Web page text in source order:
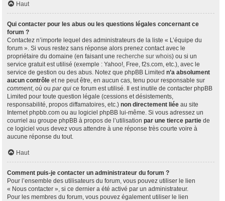
Haut
Qui contacter pour les abus ou les questions légales concernant ce
forum ?
Contactez n’importe lequel des administrateurs de la liste « L’équipe du
forum ». Si vous restez sans réponse alors prenez contact avec le
propriétaire du domaine (en faisant une recherche sur whois) ou si un
service gratuit est utilisé (exemple : Yahoo!, Free, f2s.com, etc.), avec le
service de gestion ou des abus. Notez que phpBB Limited n’a absolument
aucun contrôle et ne peut être, en aucun cas, tenu pour responsable sur
comment, où ou par qui ce forum est utilisé. Il est inutile de contacter phpBB
Limited pour toute question légale (cessions et désistements,
responsabilité, propos diffamatoires, etc.) non directement liée au site
Internet phpbb.com ou au logiciel phpBB lui-même. Si vous adressez un
courriel au groupe phpBB à propos de l’utilisation par une tierce partie de
ce logiciel vous devez vous attendre à une réponse très courte voire à
aucune réponse du tout.
Haut
Comment puis-je contacter un administrateur du forum ?
Pour l’ensemble des utilisateurs du forum, vous pouvez utiliser le lien
« Nous contacter », si ce dernier a été activé par un administrateur.
Pour les membres du forum, vous pouvez également utiliser le lien